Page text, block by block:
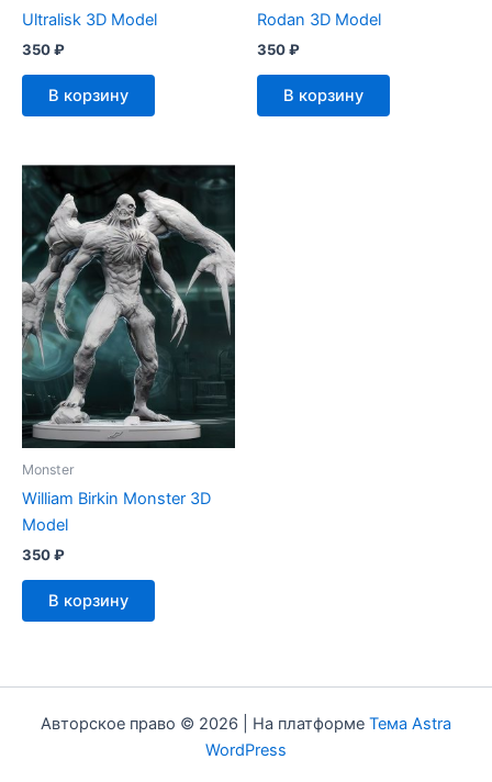
Ultralisk 3D Model
350₽
В корзину
Rodan 3D Model
350₽
В корзину
Monster
William Birkin Monster 3D
Model
350₽
В корзину
Авторское право © 2026 | На платформе Тема Astra
WordPress